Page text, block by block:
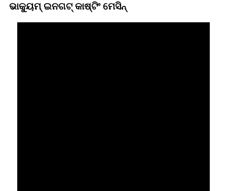
ଭାକ୍ୟୁମ୍ ଇନଗଟ୍ କାଷ୍ଟିଂ ମେସିନ୍